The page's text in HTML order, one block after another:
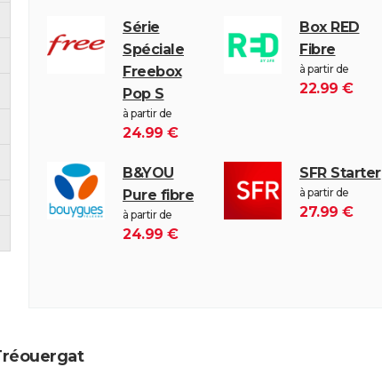
Série
Spéciale
Freebox
Pop S
à partir de
24.99 €
Box RED
Fibre
à partir de
22.99 €
B&YOU
Pure fibre
à partir de
24.99 €
SFR Starter
à partir de
27.99 €